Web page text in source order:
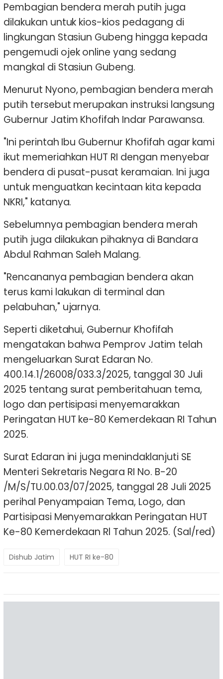
Pembagian bendera merah putih juga
dilakukan untuk kios-kios pedagang di
lingkungan Stasiun Gubeng hingga kepada
pengemudi ojek online yang sedang
mangkal di Stasiun Gubeng.
Menurut Nyono, pembagian bendera merah
putih tersebut merupakan instruksi langsung
Gubernur Jatim Khofifah Indar Parawansa.
"Ini perintah Ibu Gubernur Khofifah agar kami
ikut memeriahkan HUT RI dengan menyebar
bendera di pusat-pusat keramaian. Ini juga
untuk menguatkan kecintaan kita kepada
NKRI," katanya.
Sebelumnya pembagian bendera merah
putih juga dilakukan pihaknya di Bandara
Abdul Rahman Saleh Malang.
"Rencananya pembagian bendera akan
terus kami lakukan di terminal dan
pelabuhan," ujarnya.
Seperti diketahui, Gubernur Khofifah
mengatakan bahwa Pemprov Jatim telah
mengeluarkan Surat Edaran No.
400.14.1/26008/033.3/2025, tanggal 30 Juli
2025 tentang surat pemberitahuan tema,
logo dan pertisipasi menyemarakkan
Peringatan HUT ke-80 Kemerdekaan RI Tahun
2025.
Surat Edaran ini juga menindaklanjuti SE
Menteri Sekretaris Negara RI No. B-20
/M/S/TU.00.03/07/2025, tanggal 28 Juli 2025
perihal Penyampaian Tema, Logo, dan
Partisipasi Menyemarakkan Peringatan HUT
Ke-80 Kemerdekaan Rl Tahun 2025. (Sal/red)
Dishub Jatim HUT RI ke-80